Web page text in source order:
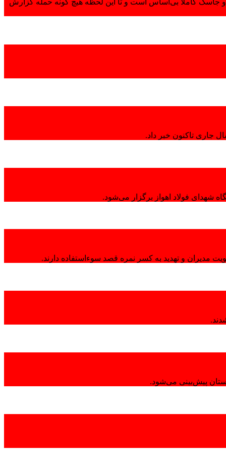
و جاسک کاملاً بی‌اساس است و تا این لحظه هیچ گونه حمله گزارش
جاری تاکنون خبر داد.
شهدای فولاد اهواز برگزار می‌شود.
مدیران و تهدید به کسر نمره قصد سوءاستفاده دارند.
پیش‌بینی می‌شود.